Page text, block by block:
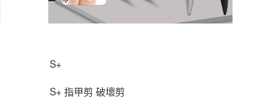
S+
S+ 指甲剪 破壞剪